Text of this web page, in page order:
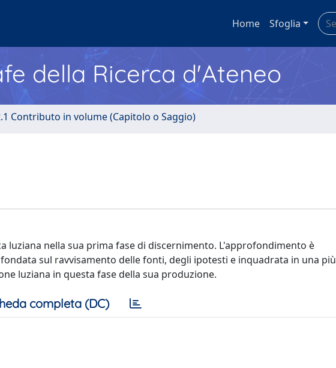
Home Sfoglia
della Ricerca d'Ateneo
Contributo in volume (Capitolo o Saggio)
luziana nella sua prima fase di discernimento. L'approfondimento è
sul ravvisamento delle fonti, degli ipotesti e inquadrata in una più
luziana in questa fase della sua produzione.
completa (DC)